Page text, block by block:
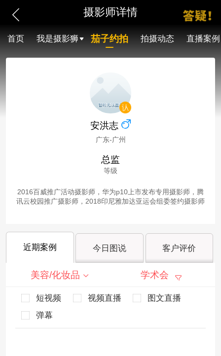
摄影师详情
首页 我是摄影狮 茄子约拍 拍摄动态 直播案例
安洪志
广东-广州
总监
等级
2016百威推广活动摄影师，华为p10上市发布专用摄影师，腾
讯云校园推广摄影师，2018印尼雅加达亚运会组委签约摄影师
近期案例 今日图说 客户评价
美容/化妆品 学术会
短视频 视频直播
图文直播
弹幕